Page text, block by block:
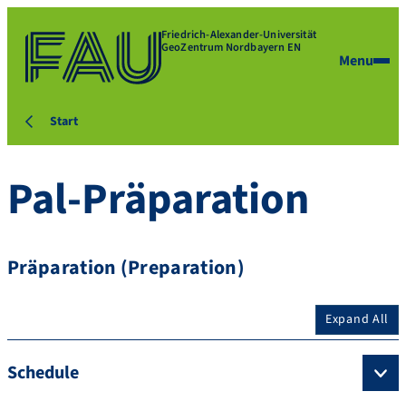
Friedrich-Alexander-Universität
GeoZentrum Nordbayern EN
Menu
Start
Pal-Präparation
Präparation (Preparation)
Expand All
Schedule